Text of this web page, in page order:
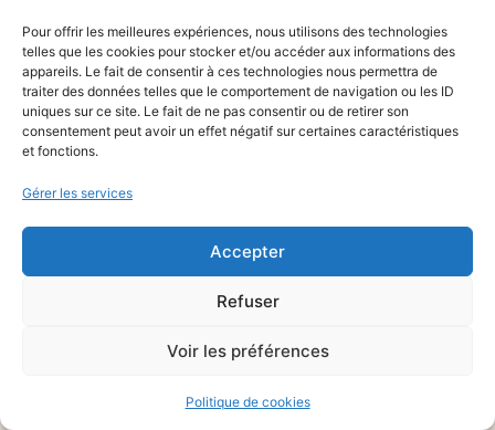
Pour offrir les meilleures expériences, nous utilisons des technologies
telles que les cookies pour stocker et/ou accéder aux informations des
appareils. Le fait de consentir à ces technologies nous permettra de
traiter des données telles que le comportement de navigation ou les ID
uniques sur ce site. Le fait de ne pas consentir ou de retirer son
consentement peut avoir un effet négatif sur certaines caractéristiques
et fonctions.
Gérer les services
Accepter
Refuser
Voir les préférences
Politique de cookies